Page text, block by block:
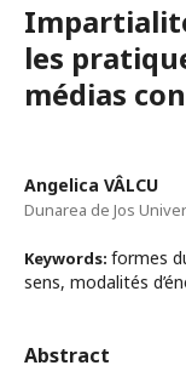
les
médias
Angelica VÂLCU
Dunarea de Jos
Keywords: formes
sens, modalités
Abstract